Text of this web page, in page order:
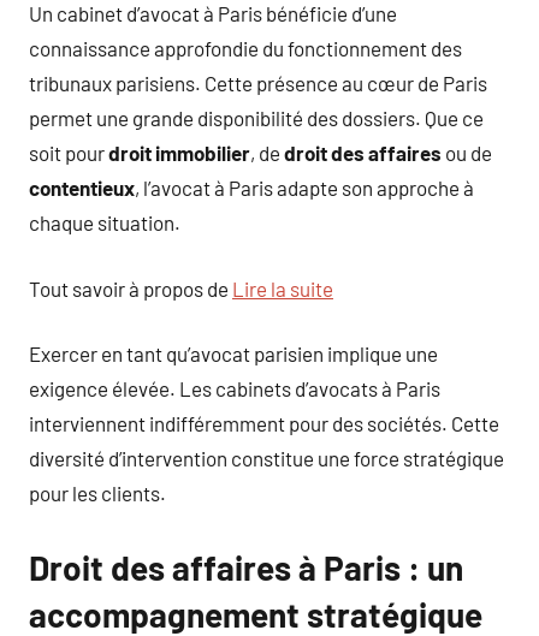
Un cabinet d’avocat à Paris bénéficie d’une
connaissance approfondie du fonctionnement des
tribunaux parisiens. Cette présence au cœur de Paris
permet une grande disponibilité des dossiers. Que ce
soit pourdroit immobilier, de droit des affaires ou de
contentieux, l’avocat à Paris adapte son approche à
chaque situation.
Tout savoir à propos de Lire la suite
Exercer en tant qu’avocat parisien implique une
exigence élevée. Les cabinets d’avocats à Paris
interviennent indifféremment pour des sociétés. Cette
diversité d’intervention constitue une force stratégique
pour les clients.
Droit des affaires à Paris : un
accompagnement stratégique